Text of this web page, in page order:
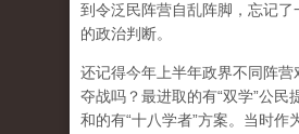
到令泛民阵营自乱阵脚，忘记了
的政治判断。
还记得今年上半年政界不同阵营
夺战吗？最进取的有“双学”公民
和的有“十八学者”方案。当时作